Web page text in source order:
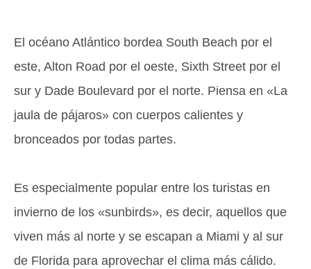
El océano Atlántico bordea South Beach por el
este, Alton Road por el oeste, Sixth Street por el
sur y Dade Boulevard por el norte. Piensa en «La
jaula de pájaros» con cuerpos calientes y
bronceados por todas partes.
Es especialmente popular entre los turistas en
invierno de los «sunbirds», es decir, aquellos que
viven más al norte y se escapan a Miami y al sur
de Florida para aprovechar el clima más cálido.